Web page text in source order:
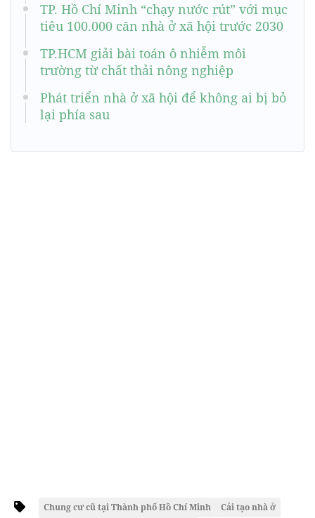
TP. Hồ Chí Minh “chạy nước rút” với mục
tiêu 100.000 căn nhà ở xã hội trước 2030
TP.HCM giải bài toán ô nhiễm môi
trường từ chất thải nông nghiệp
Phát triển nhà ở xã hội để không ai bị bỏ
lại phía sau
Chung cư cũ tại Thành phố Hồ Chí Minh
Cải tạo nhà ở